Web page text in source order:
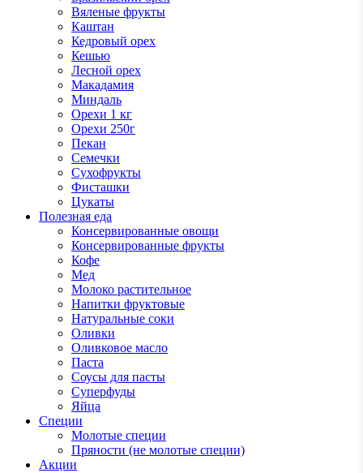
Вяленые фрукты
Каштан
Кедровый орех
Кешью
Лесной орех
Макадамия
Миндаль
Орехи 1 кг
Орехи 250г
Пекан
Семечки
Сухофрукты
Фисташки
Цукаты
Полезная еда
Консервированные овощи
Консервированные фрукты
Кофе
Мед
Молоко растительное
Напитки фруктовые
Натуральные соки
Оливки
Оливковое масло
Паста
Соусы для пасты
Суперфуды
Яйца
Специи
Молотые специи
Пряности (не молотые специи)
Акции